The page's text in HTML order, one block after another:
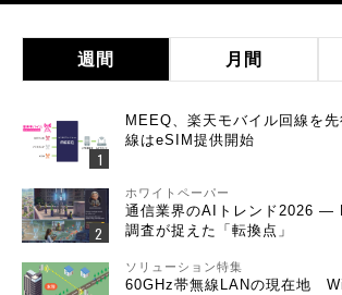
週間 月間
MEEQ、楽天モバイル回線を
線はeSIM提供開始
ホワイトペーパー
通信業界のAIトレンド2026 ―
調査が捉えた「転換点」
ソリューション特集
60GHz帯無線LANの現在地